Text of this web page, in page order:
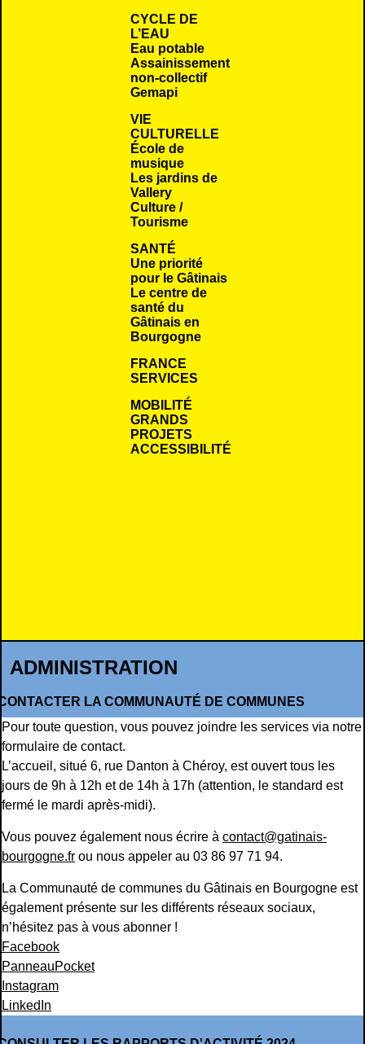
CYCLE DE
L’EAU
Eau potable
Assainissement
non-collectif
Gemapi
VIE
CULTURELLE
École de
musique
Les jardins de
Vallery
Culture /
Tourisme
SANTÉ
Une priorité
pour le Gâtinais
Le centre de
santé du
Gâtinais en
Bourgogne
FRANCE
SERVICES
MOBILITÉ
GRANDS
PROJETS
ACCESSIBILITÉ
ADMINISTRATION
LA COMMUNAUTÉ DE COMMUNES
Pour toute question, vous pouvez joindre les services via notre
formulaire de contact.
L’accueil, situé 6, rue Danton à Chéroy, est ouvert tous les
jours de 9h à 12h et de 14h à 17h (attention, le standard est
fermé le mardi après-midi).
Vous pouvez également nous écrire à contact@gatinais-
bourgogne.fr ou nous appeler au 03 86 97 71 94.
La Communauté de communes du Gâtinais en Bourgogne est
également présente sur les différents réseaux sociaux,
n’hésitez pas à vous abonner !
Facebook
PanneauPocket
Instagram
LinkedIn